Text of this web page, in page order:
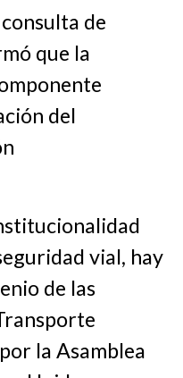
de
que la
del
vial, hay
de las
la Asamblea